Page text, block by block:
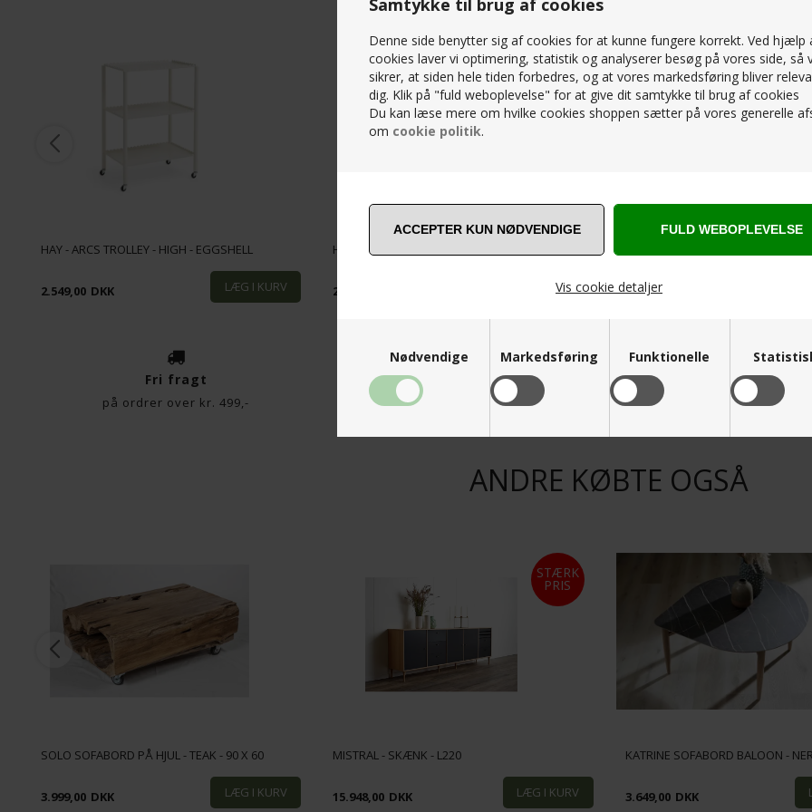
Denne side benytter sig af cookies for at kunne fungere korrekt. Ved hjælp
cookies laver vi optimering, statistik og analyserer besøg på vores side, så
sikrer, at siden hele tiden forbedres, og at vores markedsføring bliver
dig. Klik på "fuld weboplevelse" for at give dit samtykke til brug af cookies
Du kan læse mere om hvilke cookies shoppen sætter på vores generelle
om cookie politik.
Vis cookie detaljer
Nødvendige Markedsføring Funktionelle
HAY - ARCS TROLLEY - HIGH - EGGSHELL
2.549,00 DKK
HAY - ARCS TROLLEY - LOW - JADE GREEN
2.199,00 2.199,00
Fri fragt
på ordrer over kr. 499,-
3500 M2
Fysisk butik
Kunde service
Tlf 86 32 12 66
ANDRE KØBTE OGSÅ
SOLO SOFABORD PÅ HJUL - TEAK - 90 X 60
3.999,00 DKK
STÆRK
PRIS
MISTRAL - SKÆNK - L220
15.948,00 DKK
KATRINE SOFABORD BALOON -
3.649,00 DKK